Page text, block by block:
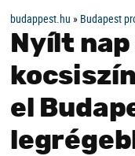
budappest.hu » Budapest
Nyílt nap
el